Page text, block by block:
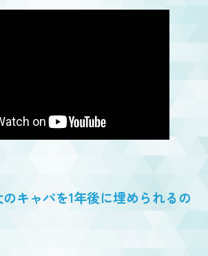
キャパを1年後に埋められるの